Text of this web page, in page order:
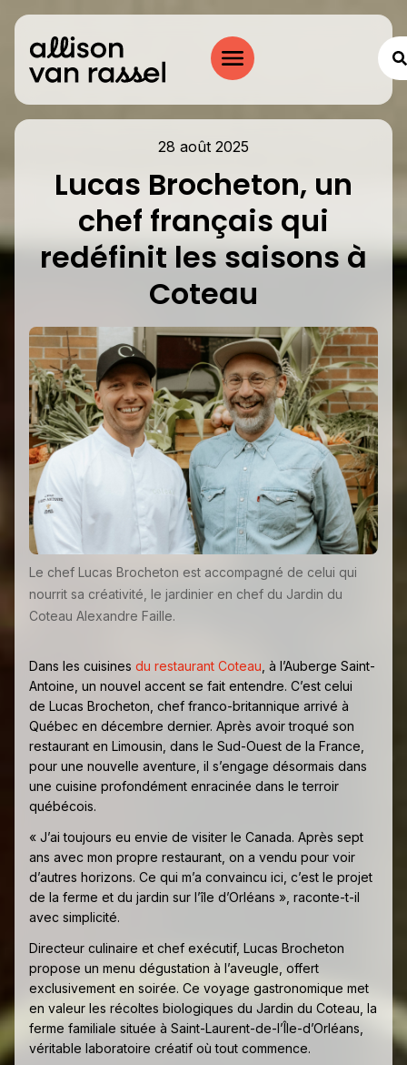
28 août 2025
Lucas Brocheton, un
chef français qui
redéfinit les saisons à
Coteau
Le chef Lucas Brocheton est accompagné de celui qui
nourrit sa créativité, le jardinier en chef du Jardin du
Coteau Alexandre Faille.
Dans les cuisines du restaurant Coteau , à l’Auberge Saint-
Antoine, un nouvel accent se fait entendre. C’est celui
de Lucas Brocheton, chef franco-britannique arrivé à
Québec en décembre dernier. Après avoir troqué son
restaurant en Limousin, dans le Sud-Ouest de la France,
pour une nouvelle aventure, il s’engage désormais dans
une cuisine profondément enracinée dans le terroir
québécois.
« J’ai toujours eu envie de visiter le Canada. Après sept
ans avec mon propre restaurant, on a vendu pour voir
d’autres horizons. Ce qui m’a convaincu ici, c’est le projet
de la ferme et du jardin sur l’île d’Orléans », raconte-t-il
avec simplicité.
Directeur culinaire et chef exécutif, Lucas Brocheton
propose un menu dégustation à l’aveugle, offert
exclusivement en soirée. Ce voyage gastronomique met
en valeur les récoltes biologiques du Jardin du Coteau, la
ferme familiale située à Saint-Laurent-de-l’Île-d’Orléans,
véritable laboratoire créatif où tout commence.